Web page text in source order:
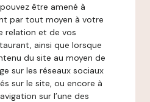
être amené à
par tout moyen à votre
relation et de vos
ainsi que lorsque
du site au moyen de
sur les réseaux sociaux
sur le site, ou encore à
sur l’une des